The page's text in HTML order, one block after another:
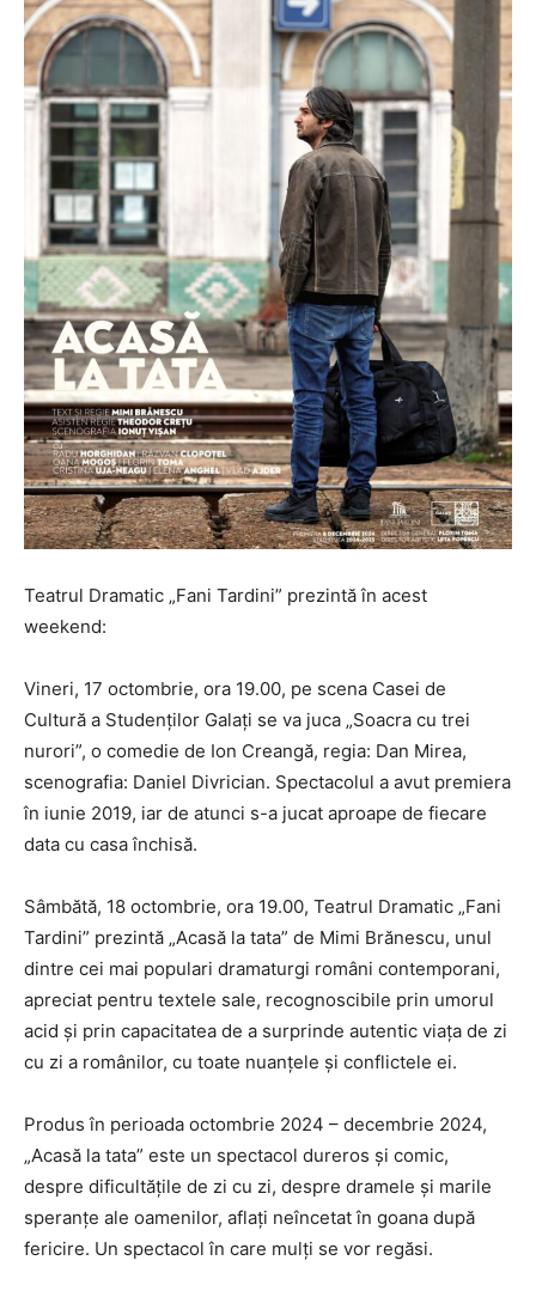
Teatrul Dramatic „Fani Tardini” prezintă în acest
weekend:
Vineri, 17 octombrie, ora 19.00, pe scena Casei de
Cultură a Studenților Galați se va juca „Soacra cu trei
nurori”, o comedie de Ion Creangă, regia: Dan Mirea,
scenografia: Daniel Divrician. Spectacolul a avut premiera
în iunie 2019, iar de atunci s-a jucat aproape de fiecare
data cu casa închisă.
Sâmbătă, 18 octombrie, ora 19.00, Teatrul Dramatic „Fani
Tardini” prezintă „Acasă la tata” de Mimi Brănescu, unul
dintre cei mai populari dramaturgi români contemporani,
apreciat pentru textele sale, recognoscibile prin umorul
acid și prin capacitatea de a surprinde autentic viața de zi
cu zi a românilor, cu toate nuanțele și conflictele ei.
Produs în perioada octombrie 2024 – decembrie 2024,
„Acasă la tata” este un spectacol dureros și comic,
despre dificultățile de zi cu zi, despre dramele și marile
speranțe ale oamenilor, aflați neîncetat în goana după
fericire. Un spectacol în care mulți se vor regăsi.